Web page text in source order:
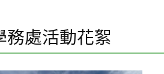
務處活動花絮